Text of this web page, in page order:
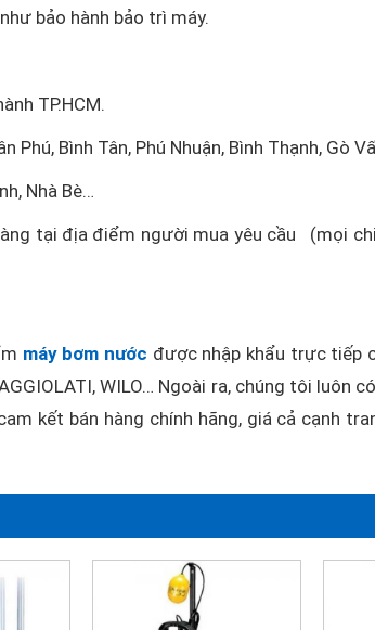
bảo hành bảo trì máy.
TP.HCM.
Bình Tân, Phú Nhuận, Bình Thạnh, Gò
Nhà Bè…
tại địa điểm người mua yêu cầu (mọi
máy bơm nước được nhập khẩu trực tiếp
WILO… Ngoài ra, chúng tôi luôn
kết bán hàng chính hãng, giá cả cạnh